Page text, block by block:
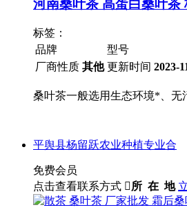
河南桑叶茶 高蛋白桑叶茶
标签：
品牌
型号
厂商性质 其他 更新时间 2023-
桑叶茶一般选用生态环境*、无
平舆县杨留跃农业种植专业合
免费会员
点击查看联系方式 所 在 地